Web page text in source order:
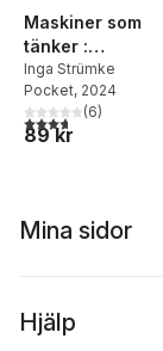
Maskiner som
tänker :
algoritmernas
hemligheter och
vägen till
intelligens
Inga Strümke
Pocket, 2024
3,7utav 5 stjärnor.
(6)
89 kr
Mina sidor
Hjälp